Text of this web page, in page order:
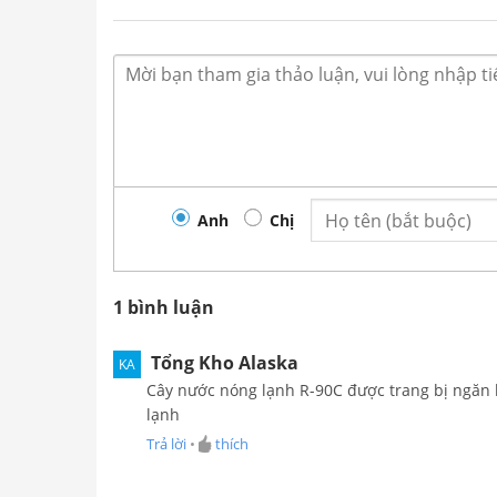
Bình úp bên ngoài cùng đèn báo nguồn,
thuận tiện theo dõi mức nước. Cây nước
Ngăn lấy nước: Gồm 2 vòi nóng – lạnh
lạnh phía dưới bảo quản: Gồm kệ chứa
Anh Chị
1 bình luận
KA Tổng Kho Alaska
Cây nước nóng lạnh R-90C được trang bị
lạnh
Trả lời • thích